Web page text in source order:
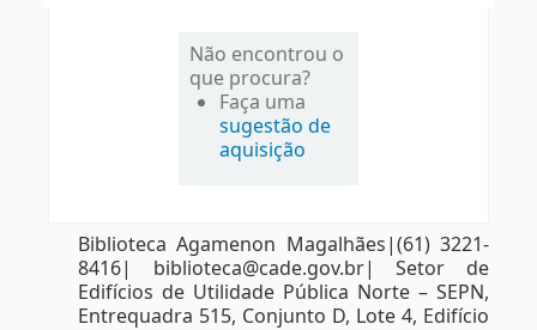
Não encontrou o
que procura?
Faça uma
sugestão de
aquisição
Biblioteca Agamenon Magalhães|(61) 3221-
8416| biblioteca@cade.gov.br| Setor de
Edifícios de Utilidade Pública Norte – SEPN,
Entrequadra 515, Conjunto D, Lote 4, Edifício